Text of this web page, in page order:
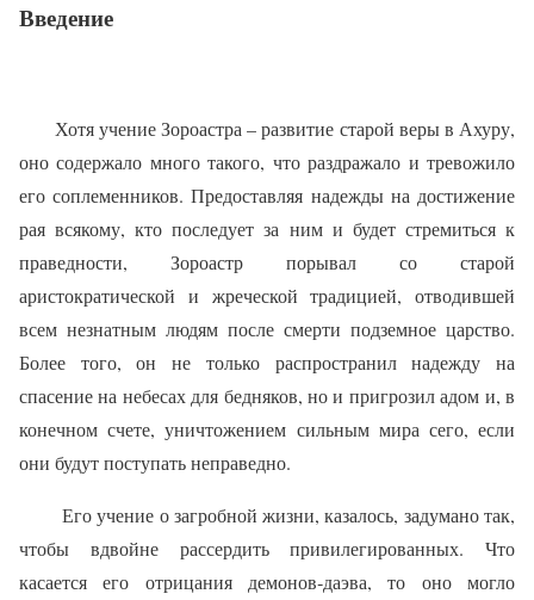
Введение
Хотя учение Зороастра – развитие старой веры в Ахуру,
оно содержало много такого, что раздражало и тревожило
его соплеменников. Предоставляя надежды на достижение
рая всякому, кто последует за ним и будет стремиться к
праведности, Зороастр порывал со старой
аристократической и жреческой традицией, отводившей
всем незнатным людям после смерти подземное царство.
Более того, он не только распространил надежду на
спасение на небесах для бедняков, но и пригрозил адом и, в
конечном счете, уничтожением сильным мира сего, если
они будут поступать неправедно.
Его учение о загробной жизни, казалось, задумано так,
чтобы вдвойне рассердить привилегированных. Что
касается его отрицания демонов‑даэва, то оно могло